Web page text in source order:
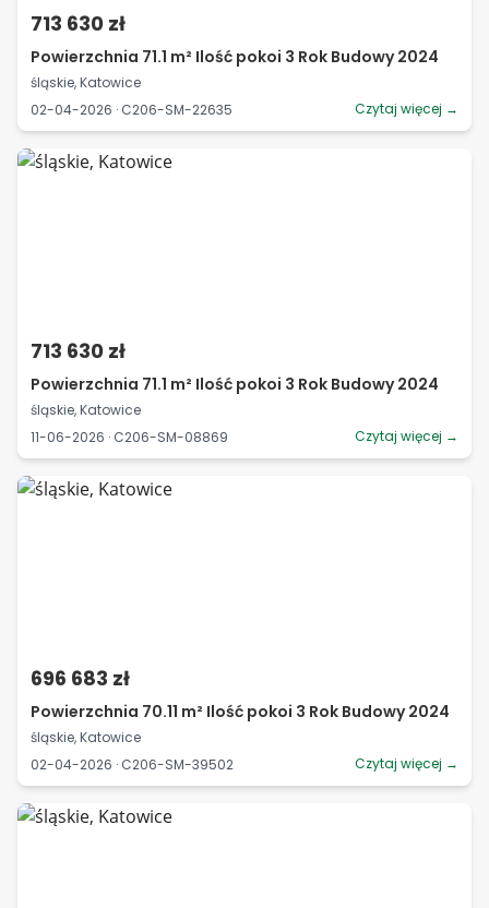
713 630 zł
Powierzchnia 71.1 m² Ilość pokoi 3 Rok Budowy 2024
śląskie, Katowice
02-04-2026 · C206-SM-22635
Czytaj więcej →
713 630 zł
Powierzchnia 71.1 m² Ilość pokoi 3 Rok Budowy 2024
śląskie, Katowice
11-06-2026 · C206-SM-08869
Czytaj więcej →
696 683 zł
Powierzchnia 70.11 m² Ilość pokoi 3 Rok Budowy 2024
śląskie, Katowice
02-04-2026 · C206-SM-39502
Czytaj więcej →